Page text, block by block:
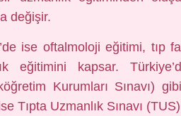
değişir.
ise oftalmoloji eğitimi, tıp
eğitimini kapsar.
Kurumları Sınavı)
Tıpta Uzmanlık Sınavı